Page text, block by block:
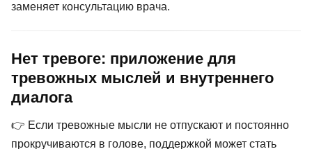
заменяет консультацию врача.
Нет тревоге: приложение для
тревожных мыслей и внутреннего
диалога
👉 Если тревожные мысли не отпускают и постоянно
прокручиваются в голове, поддержкой может стать